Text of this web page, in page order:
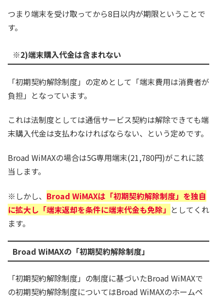
つまり端末を受け取ってから8日以内が期限ということで
す。
※2)端末購入代金は含まれない
「初期契約解除制度」の定めとして「端末費用は消費者が
負担」となっています。
これは法制度としては通信サービス契約は解除できても端
末購入代金は支払わなければならない、という定めです。
Broad WiMAXの場合は5G専用端末(21,780円)がこれに該
当します。
※しかし、 Broad WiMAXは「初期契約解除制度」を独自
に拡大し「端末返却を条件に端末代金も免除」 としてくれ
ます。
Broad WiMAXの「初期契約解除制度」
「初期契約解除制度」の制度に基づいたBroad WiMAXで
の初期契約解除制度についてはBroad WiMAXのホームペ